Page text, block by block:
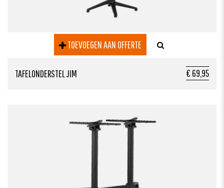
TOEVOEGEN AAN OFFERTE
€ 69,95
TAFELONDERSTEL JIM